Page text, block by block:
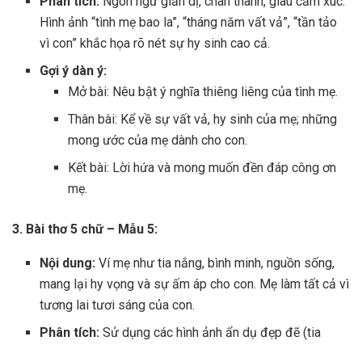
Hình ảnh “tình mẹ bao la”, “tháng năm vất vả”, “tần tảo
vì con” khắc họa rõ nét sự hy sinh cao cả.
Gợi ý dàn ý:
Mở bài: Nêu bật ý nghĩa thiêng liêng của tình mẹ.
Thân bài: Kể về sự vất vả, hy sinh của mẹ; những
mong ước của mẹ dành cho con.
Kết bài: Lời hứa và mong muốn đền đáp công ơn
mẹ.
3. Bài thơ 5 chữ – Mẫu 5:
Nội dung: Ví mẹ như tia nắng, bình minh, nguồn sống,
mang lại hy vọng và sự ấm áp cho con. Mẹ làm tất cả vì
tương lai tươi sáng của con.
Phân tích: Sử dụng các hình ảnh ẩn dụ đẹp đẽ (tia